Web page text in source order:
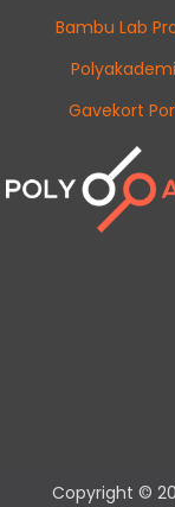
Bambu Lab
Gavekort
Copyright ©